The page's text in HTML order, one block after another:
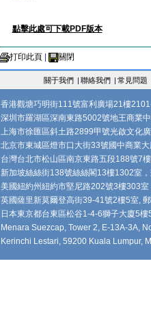
點擊此處可下載PDF版本
打印此頁| 關閉
關于我們 | 聯絡我們 | 常見問題
香港觀塘巧明街111號富利廣場21樓
深圳市羅湖區深南東路5002號地王商業
上海市徐匯區斜土路2899甲號光啟文化
北京市東城區燈市口大街33號國中商業
台灣台北市松山區南京東路五段188號7
新加坡絲絲街138號絲絲閣13樓1302室
美國紐約州紐約市堅尼路202號3樓303
英國薩里新莫爾登高街39-41號2樓5室,
日本東京都台東區松谷1-4-6獅子大廈5
Menara Suezcap, Tower 2, E-13A-3A,
Kerinchi Lestari, 59200 Kuala Lumpur,